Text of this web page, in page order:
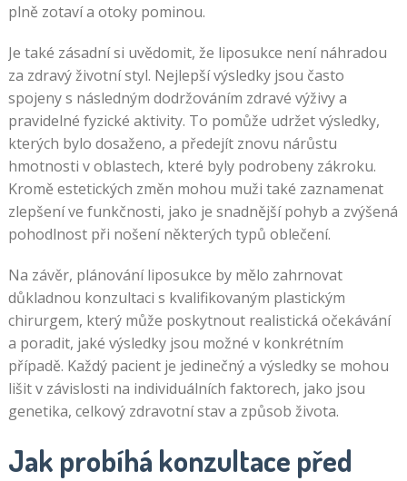
plně zotaví a otoky pominou.
Je také zásadní si uvědomit, že liposukce není náhradou
za zdravý životní styl. Nejlepší výsledky jsou často
spojeny s následným dodržováním zdravé výživy a
pravidelné fyzické aktivity. To pomůže udržet výsledky,
kterých bylo dosaženo, a předejít znovu nárůstu
hmotnosti v oblastech, které byly podrobeny zákroku.
Kromě estetických změn mohou muži také zaznamenat
zlepšení ve funkčnosti, jako je snadnější pohyb a zvýšená
pohodlnost při nošení některých typů oblečení.
Na závěr, plánování liposukce by mělo zahrnovat
důkladnou konzultaci s kvalifikovaným plastickým
chirurgem, který může poskytnout realistická očekávání
a poradit, jaké výsledky jsou možné v konkrétním
případě. Každý pacient je jedinečný a výsledky se mohou
lišit v závislosti na individuálních faktorech, jako jsou
genetika, celkový zdravotní stav a způsob života.
Jak probíhá konzultace před